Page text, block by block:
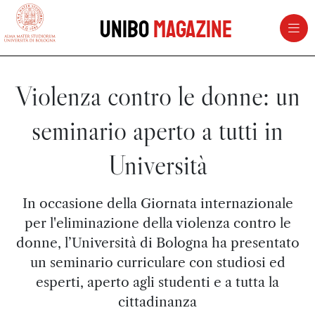
vai al contenuto della pagina
UniboMagazine
Violenza contro le donne: un
seminario aperto a tutti in
Università
In occasione della Giornata internazionale
per l'eliminazione della violenza contro le
donne, l’Università di Bologna ha presentato
un seminario curriculare con studiosi ed
esperti, aperto agli studenti e a tutta la
cittadinanza